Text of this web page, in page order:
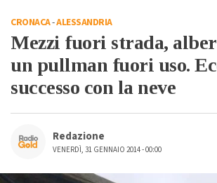
CRONACA-ALESSANDRIA
Mezzi fuori strada,
un pullman fuori uso.
successo con la neve
Redazione
VENERDÌ, 31 GENNAIO 2014 - 00:00